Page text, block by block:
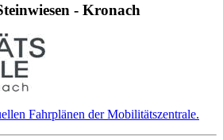
- Kronach
Fahrplänen der Mobilitätszentrale.